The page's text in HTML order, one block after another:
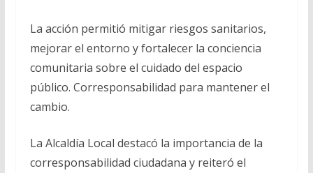
La acción permitió mitigar riesgos sanitarios,
mejorar el entorno y fortalecer la conciencia
comunitaria sobre el cuidado del espacio
público. Corresponsabilidad para mantener el
cambio.
La Alcaldía Local destacó la importancia de la
corresponsabilidad ciudadana y reiteró el